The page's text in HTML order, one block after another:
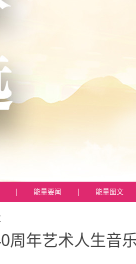
| 能量要闻 | 能量图文
周年艺术人生音